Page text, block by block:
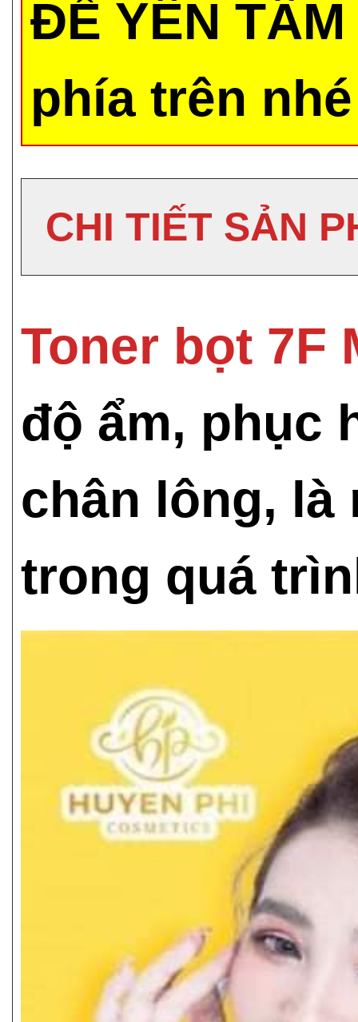
ĐỂ YÊN
phía trên
CHI TIẾT SẢN
Toner bọt 7F
độ ẩm, phục
chân lông, là
trong quá